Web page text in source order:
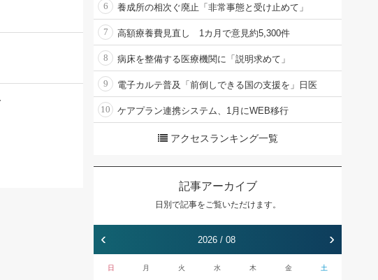
6 養成所の相次ぐ廃止「非常事態と受け止めて」
7 高額療養費見直し 1カ月で意見約5,300件
8 病床を整備する医療機関に「説明求めて」
9 電子カルテ普及「前倒しできる国の支援を」日医
10 ケアプラン連携システム、1月にWEB移行
アクセスランキング一覧
記事アーカイブ
日別で記事をご覧いただけます。
‹ 2026 / 08 ›
日 月 火 水 木 金 土